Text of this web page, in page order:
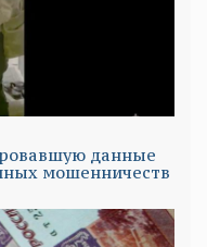
данные
мошенничеств